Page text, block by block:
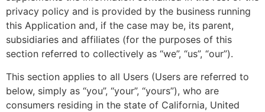
privacy policy and is provided by the business running
this Application and, if the case may be, its parent,
subsidiaries and affiliates (for the purposes of this
section referred to collectively as “we”, “us”, “our”).
This section applies to all Users (Users are referred to
below, simply as “you”, “your”, “yours”), who are
consumers residing in the state of California, United